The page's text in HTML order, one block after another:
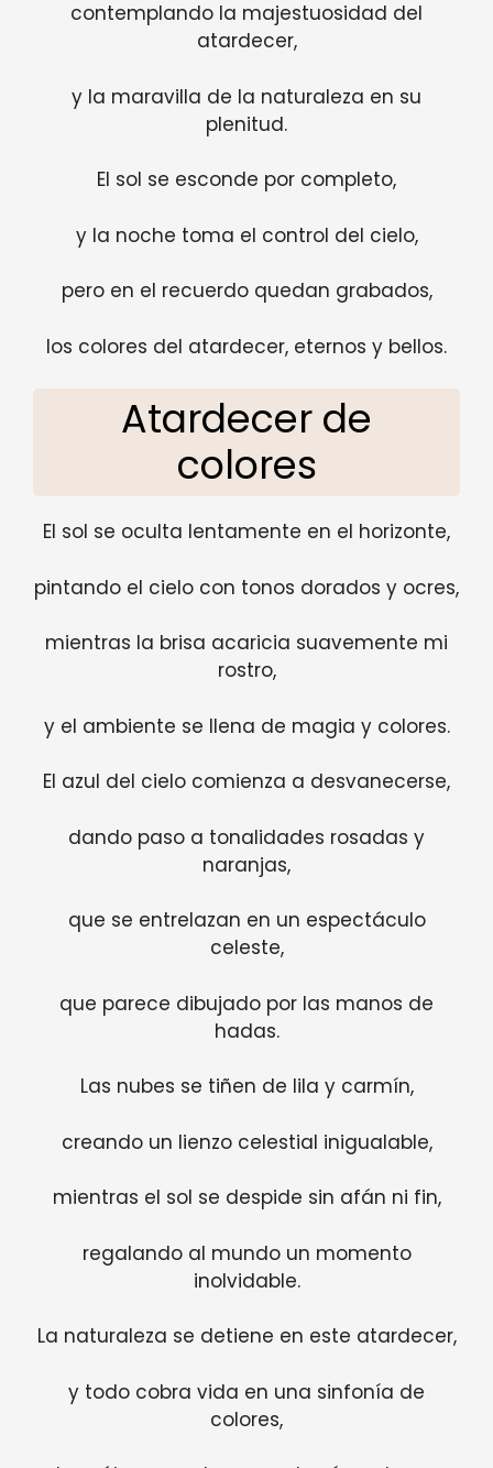
contemplando la majestuosidad del
atardecer,
y la maravilla de la naturaleza en su
plenitud.
El sol se esconde por completo,
y la noche toma el control del cielo,
pero en el recuerdo quedan grabados,
los colores del atardecer, eternos y bellos.
Atardecer de
colores
El sol se oculta lentamente en el horizonte,
pintando el cielo con tonos dorados y ocres,
mientras la brisa acaricia suavemente mi
rostro,
y el ambiente se llena de magia y colores.
El azul del cielo comienza a desvanecerse,
dando paso a tonalidades rosadas y
naranjas,
que se entrelazan en un espectáculo
celeste,
que parece dibujado por las manos de
hadas.
Las nubes se tiñen de lila y carmín,
creando un lienzo celestial inigualable,
mientras el sol se despide sin afán ni fin,
regalando al mundo un momento
inolvidable.
La naturaleza se detiene en este atardecer,
y todo cobra vida en una sinfonía de
colores,